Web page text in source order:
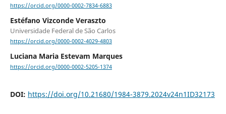
https://orcid.org/0000-0002-7834-6883
Estéfano Vizconde Veraszto
Universidade Federal de São Carlos
https://orcid.org/0000-0002-4029-4803
Luciana Maria Estevam Marques
https://orcid.org/0000-0002-5205-1374
DOI: https://doi.org/10.21680/1984-3879.2024v24n1ID32173